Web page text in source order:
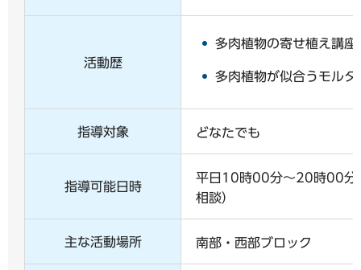
活動歴
多肉植物の寄せ植え講
多肉植物が似合うモル
指導対象 どなたでも
指導可能日時
平日10時00分～20時00分
相談）
主な活動場所 南部・西部ブロック